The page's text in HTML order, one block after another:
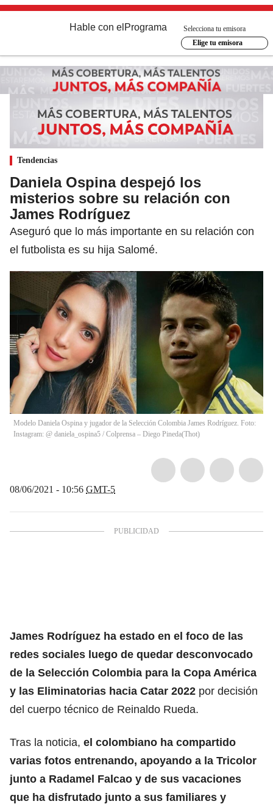
Hable con el Programa
Selecciona tu emisora
Elige tu emisora
Tendencias
Daniela Ospina despejó los
misterios sobre su relación con
James Rodríguez
Aseguró que lo más importante en su relación con
el futbolista es su hija Salomé.
Modelo Daniela Ospina y jugador de la Selección Colombia James Rodríguez. Foto:
Instagram: @ daniela_ospina5 / Colprensa – Diego Pineda(Thot)
08/06/2021 - 10:56 GMT-5
James Rodríguez ha estado en el foco de las
redes sociales luego de quedar desconvocado
de la Selección Colombia para la Copa América
y las Eliminatorias hacia Catar 2022 por decisión
del cuerpo técnico de Reinaldo Rueda.
Tras la noticia, el colombiano ha compartido
varias fotos entrenando, apoyando a la Tricolor
junto a Radamel Falcao y de sus vacaciones
que ha disfrutado junto a sus familiares y